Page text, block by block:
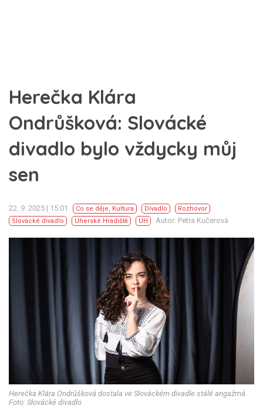
Herečka Klára
Ondrůšková: Slovácké
divadlo bylo vždycky můj
sen
22. 9. 2025 | 15:01 Co se děje, Kultura Divadlo
Rozhovor
Slovácké divadlo
Uherské Hradiště UH Autor: Petra Kučerová
Herečka Klára Ondrůšková dostala ve Slováckém divadle stálé angažmá.
Foto: Slovácké divadlo